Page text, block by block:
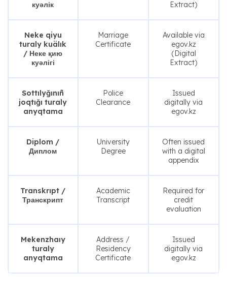
куәлік
Extract)
Neke qiyu
turaly kuälık
/ Неке қию
куәлігі
Marriage
Certificate
Available via
egov.kz
(Digital
Extract)
Sottılyğınıñ
joqtığı turaly
anyqtama
Police
Clearance
Issued
digitally via
egov.kz
Diplom /
Диплом
University
Degree
Often issued
with a digital
appendix
Transkrıpt /
Транскрипт
Academic
Transcript
Required for
credit
evaluation
Mekenzhaıy
turaly
anyqtama
Address /
Residency
Certificate
Issued
digitally via
egov.kz